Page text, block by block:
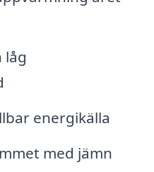
låg
energikälla
med jämn